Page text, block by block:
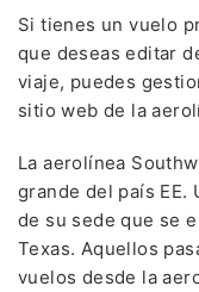
Si tienes un vuelo
que deseas editar
viaje, puedes
sitio web de la
La aerolínea
grande del país EE.
de su sede que se
Texas. Aquellos
vuelos desde la